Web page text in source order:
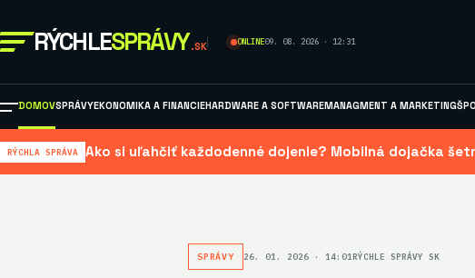
RÝCHLESPRÁVY .SK ONLINE09. 08. 2026 · 12:31
DOMOVSPRÁVYEKONOMIKA A FINANCIEHARDWARE A SOFTWAREMANAGMENT A MARKETING
RÝCHLA SPRÁVA Ako si uľahčiť každodenné dojenie? Mobilná dojačka
SPRÁVY 26. 01. 2026 · 14:01RÝCHLE SPRÁVY SK